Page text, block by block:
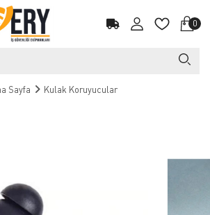
0
Sayfa Kulak Koruyucular